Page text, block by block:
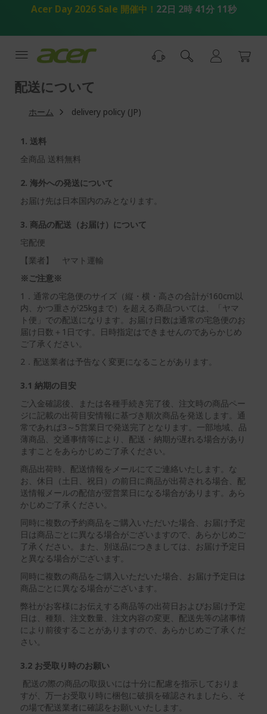
Acer Day 2026 Sale 開催中！ 22日 2時 41分 10秒
配送について
ホーム delivery policy (JP)
1. 送料
全商品 送料無料
2. 海外への発送について
お届け先は日本国内のみとなります。
3. 商品の配送（お届け）について
宅配便
【業者】 ヤマト運輸
※ご注意※
1．通常の宅急便のサイズ（縦・横・高さの合計が160cm以
内、かつ重さが25kgまで）を超える商品ついては、「ヤマ
ト便」での配送になります。お届け日数は通常の宅急便のお
届け日数＋1日です。日時指定はできませんのであらかじめ
ご了承ください。
2．配送業者は予告なく変更になることがあります。
3.1 納期の目安
ご入金確認後、または各種手続き完了後、注文時の商品ペー
ジに記載の出荷目安情報に基づき順次商品を発送します。通
常であれば3～5営業日で発送完了となります。一部地域、品
薄商品、交通事情等により、配送・納期が遅れる場合があり
ますことをあらかじめご了承ください。
商品出荷時、配送情報をメールにてご連絡いたします。な
お、休日（土日、祝日）の前日に商品が出荷される場合、配
送情報メールの配信が翌営業日になる場合があります。あら
かじめご了承ください。
同時に複数の予約商品をご購入いただいた場合、お届け予定
日は商品ごとに異なる場合がございますので、あらかじめご
了承ください。また、別送品につきましては、お届け予定日
と異なる場合がございます。
同時に複数の商品をご購入いただいた場合、お届け予定日は
商品ごとに異なる場合がございます。
弊社がお客様にお伝えする商品等の出荷日およびお届け予定
日は、種類、注文数量、注文内容の変更、配送先等の諸事情
により前後することがありますので、あらかじめご了承くだ
さい。
3.2 お受取り時のお願い
配送の際の商品の取扱いには十分に配慮を指示しておりま
すが、万一お受取り時に梱包に破損を確認されましたら、そ
の場で配送業者に確認をお願いいたします。